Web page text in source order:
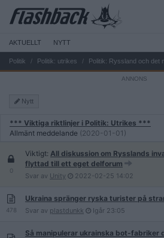
AKTUELLT NYTT
Politik Politik: utrikes Politik: Ryssland och det
Nytt
*** Viktiga riktlinjer i Politik: Utrikes ***
Allmänt meddelande (2020-01-01)
0
Viktigt: All diskussion om Rysslands
flyttad till ett eget delforum
Svar av Unity 2022-02-25 14:02
478
Ukraina spränger ryska turister på
Svar av plastdunkk Igår 23:05
Så manipulerar ukrainska bot-fabriker